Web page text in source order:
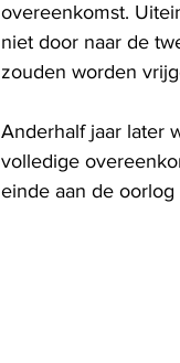
overeenkomst.
niet door naar de
zouden worden
Anderhalf jaar later
volledige
einde aan de